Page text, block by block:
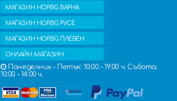
МАГАЗИН HOP.BG ВАРНА
МАГАЗИН HOP.BG РУСЕ
МАГАЗИН HOP.BG ПЛЕВЕН
ОНЛАЙН МАГАЗИН
Понеделник - Петък: 10:00 - 19:00 ч. Събота:
10:00 - 14:00 ч.